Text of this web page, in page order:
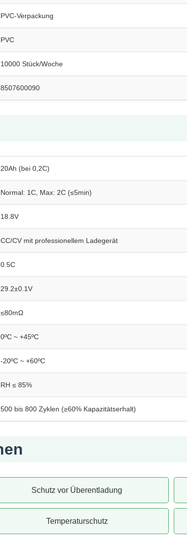
PVC-Verpackung
PVC
10000 Stück/Woche
8507600090
20Ah (bei 0,2C)
Normal: 1C, Max: 2C (≤5min)
18.8V
CC/CV mit professionellem Ladegerät
0.5C
29.2±0.1V
≤80mΩ
0ºC ~ +45ºC
-20ºC ~ +60ºC
RH ≤ 85%
500 bis 800 Zyklen (≥60% Kapazitätserhalt)
Schutz vor Überentladung
Temperaturschutz